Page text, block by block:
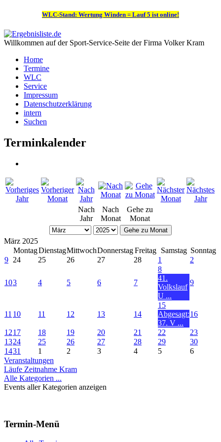
WLC-Stand: Wertung Winden = Lauf 5 ist online!
Willkommen auf der Sport-Service-Seite der Firma Volker Kram
Home
Termine
WLC
Service
Impressum
Datenschutzerklärung
intern
Suchen
Terminkalender
Nach
Jahr
Nach
Monat
Gehe zu
Monat
Gehe zu Monat
März 2025
MontagDienstagMittwochDonnerstagFreitag Samstag Sonntag
9 24 25 26 27 28 1 2
103 4 5 6 7
8
41.
Volkslauf
U ...
9
11 10 11 12 13 14
15
Abgesagt:
37. V ...
16
1217 18 19 20 21 22
23
1324 25 26 27 28 29
30
1431 1 2 3 4 5
6
Veranstaltungen
Läufe Zeitnahme Kram
Alle Kategorien ...
Events aller Kategorien anzeigen
Termin-Menü